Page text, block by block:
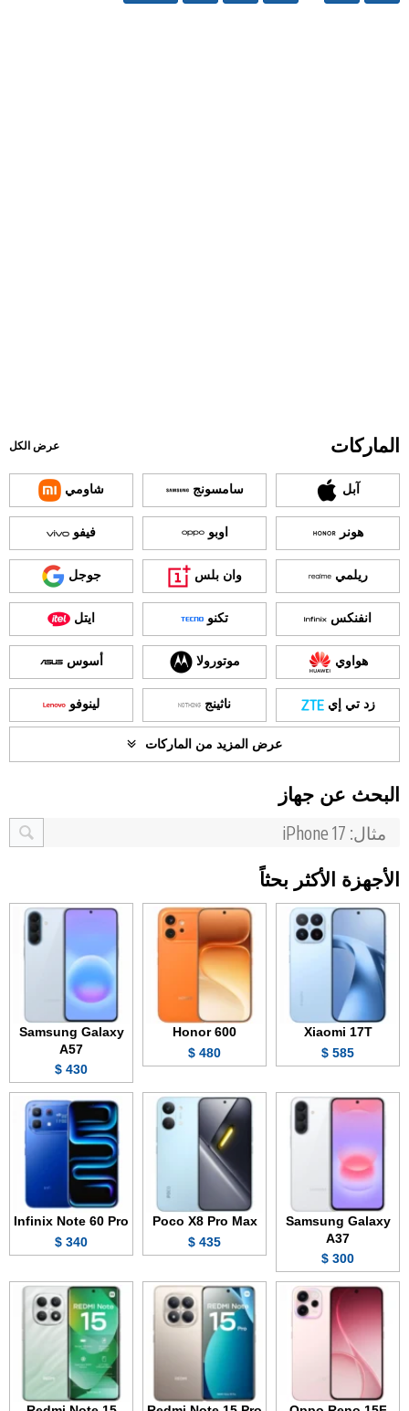
الماركات عرض الكل
آبل سامسونج شاومي
هونر اوبو فيفو
ريلمي وان بلس جوجل
انفنكس تكنو ايتل
هواوي موتورولا أسوس
زد تي إي ناثينج لينوفو
عرض المزيد من الماركات
البحث عن جهاز
الأجهزة الأكثر بحثاً
Xiaomi 17T
585 $
Honor 600
480 $
Samsung Galaxy
A57
430 $
Samsung Galaxy
A37
300 $
Poco X8 Pro Max
435 $
Infinix Note 60 Pro
340 $